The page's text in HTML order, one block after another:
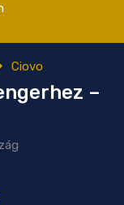
Ciovo
–